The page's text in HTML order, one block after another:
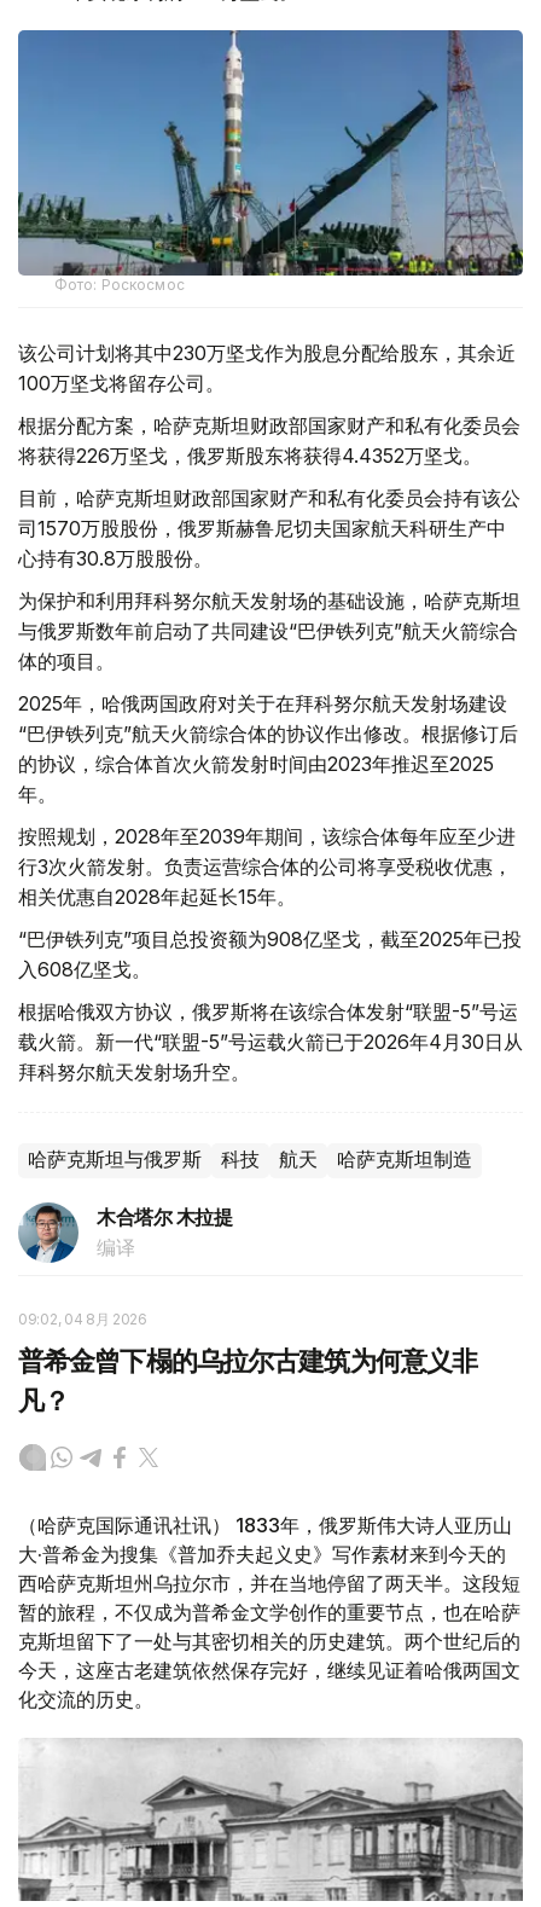
Фото: Роскосмос
该公司计划将其中230万坚戈作为股息分配给股东，其余近
100万坚戈将留存公司。
根据分配方案，哈萨克斯坦财政部国家财产和私有化委员会
将获得226万坚戈，俄罗斯股东将获得4.4352万坚戈。
目前，哈萨克斯坦财政部国家财产和私有化委员会持有该公
司1570万股股份，俄罗斯赫鲁尼切夫国家航天科研生产中
心持有30.8万股股份。
为保护和利用拜科努尔航天发射场的基础设施，哈萨克斯坦
与俄罗斯数年前启动了共同建设“巴伊铁列克”航天火箭综合
体的项目。
2025年，哈俄两国政府对关于在拜科努尔航天发射场建设
“巴伊铁列克”航天火箭综合体的协议作出修改。根据修订后
的协议，综合体首次火箭发射时间由2023年推迟至2025
年。
按照规划，2028年至2039年期间，该综合体每年应至少进
行3次火箭发射。负责运营综合体的公司将享受税收优惠，
相关优惠自2028年起延长15年。
“巴伊铁列克”项目总投资额为908亿坚戈，截至2025年已投
入608亿坚戈。
根据哈俄双方协议，俄罗斯将在该综合体发射“联盟-5”号运
载火箭。新一代“联盟-5”号运载火箭已于2026年4月30日从
拜科努尔航天发射场升空。
哈萨克斯坦与俄罗斯 科技 航天 哈萨克斯坦制造
木合塔尔 木拉提
编译
09:02, 04 8月 2026
普希金曾下榻的乌拉尔古建筑为何意义非
凡？
（哈萨克国际通讯社讯） 1833年，俄罗斯伟大诗人亚历山
大·普希金为搜集《普加乔夫起义史》写作素材来到今天的
西哈萨克斯坦州乌拉尔市，并在当地停留了两天半。这段短
暂的旅程，不仅成为普希金文学创作的重要节点，也在哈萨
克斯坦留下了一处与其密切相关的历史建筑。两个世纪后的
今天，这座古老建筑依然保存完好，继续见证着哈俄两国文
化交流的历史。